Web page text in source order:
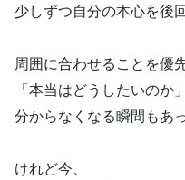
少しずつ自分の本心を後
周囲に合わせることを優
「本当はどうしたいのか
分からなくなる瞬間もあ
けれど今、